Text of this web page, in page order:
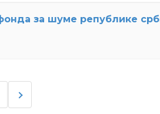
за шуме републике